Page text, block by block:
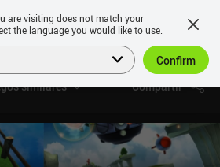
similares Compartir
are visiting does not match your
the language you would like to use.
Confirm